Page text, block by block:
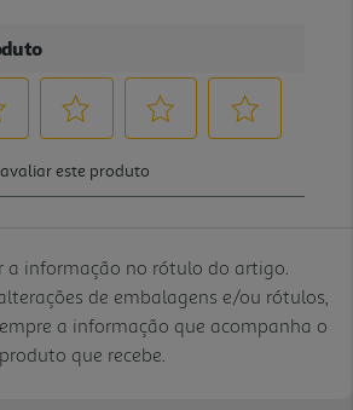
a informação no rótulo do artigo.
de embalagens e/ou rótulos,
a informação que acompanha o
produto que recebe.